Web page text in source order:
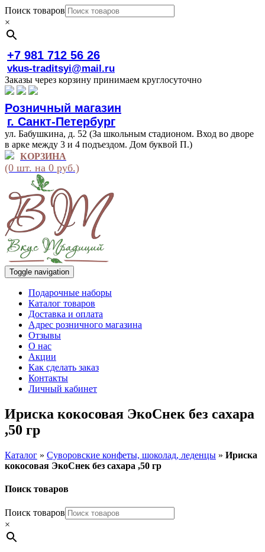
Поиск товаров
×
+7 981 712 56 26
vkus-traditsyi@mail.ru
Заказы через корзину принимаем круглосуточно
Розничный магазин
г. Санкт-Петербург
ул. Бабушкина, д. 52 (За школьным стадионом. Вход во дворе
в арке между 3 и 4 подъездом. Дом буквой П.)
КОРЗИНА
(0 шт. на 0 руб.)
Toggle navigation
Подарочные наборы
Каталог товаров
Доставка и оплата
Адрес розничного магазина
Отзывы
О нас
Акции
Как сделать заказ
Контакты
Личный кабинет
Ириска кокосовая ЭкоСнек без сахара
,50 гр
Каталог » Суворовские конфеты, шоколад, леденцы » Ириска
кокосовая ЭкоСнек без сахара ,50 гр
Поиск товаров
Поиск товаров
×